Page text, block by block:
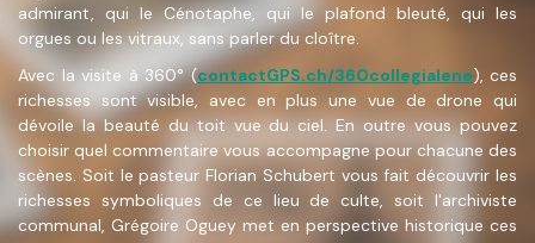
admirant, qui le Cénotaphe, qui le plafond bleuté, qui les
orgues ou les vitraux, sans parler du cloître.
Avec la visite à 360° (contactGPS.ch/360collegialene), ces
richesses sont visible, avec en plus une vue de drone qui
dévoile la beauté du toit vue du ciel. En outre vous pouvez
choisir quel commentaire vous accompagne pour chacune des
scènes. Soit le pasteur Florian Schubert vous fait découvrir les
richesses symboliques de ce lieu de culte, soit l'archiviste
communal, Grégoire Oguey met en perspective historique ces